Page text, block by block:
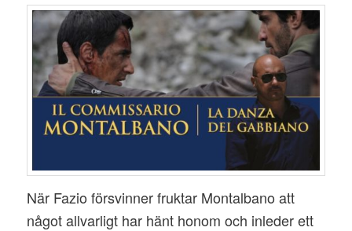
När Fazio försvinner fruktar Montalbano att
något allvarligt har hänt honom och inleder ett